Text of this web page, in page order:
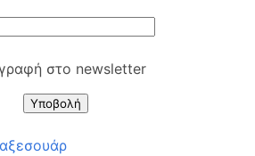
στο newsletter
Υποβολή